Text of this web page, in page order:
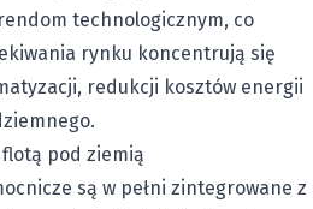
technologicznym, co
rynku koncentrują się
redukcji kosztów energii
pod ziemią
są w pełni zintegrowane z